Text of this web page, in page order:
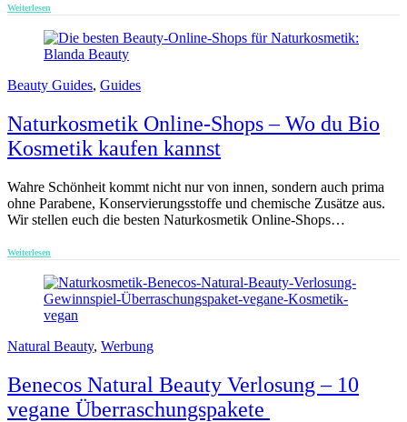
Weiterlesen
Beauty Guides, Guides
Naturkosmetik Online-Shops – Wo du Bio
Kosmetik kaufen kannst
Wahre Schönheit kommt nicht nur von innen, sondern auch prima
ohne Parabene, Konservierungsstoffe und chemische Zusätze aus.
Wir stellen euch die besten Naturkosmetik Online-Shops…
Weiterlesen
Natural Beauty, Werbung
Benecos Natural Beauty Verlosung – 10
vegane Überraschungspakete